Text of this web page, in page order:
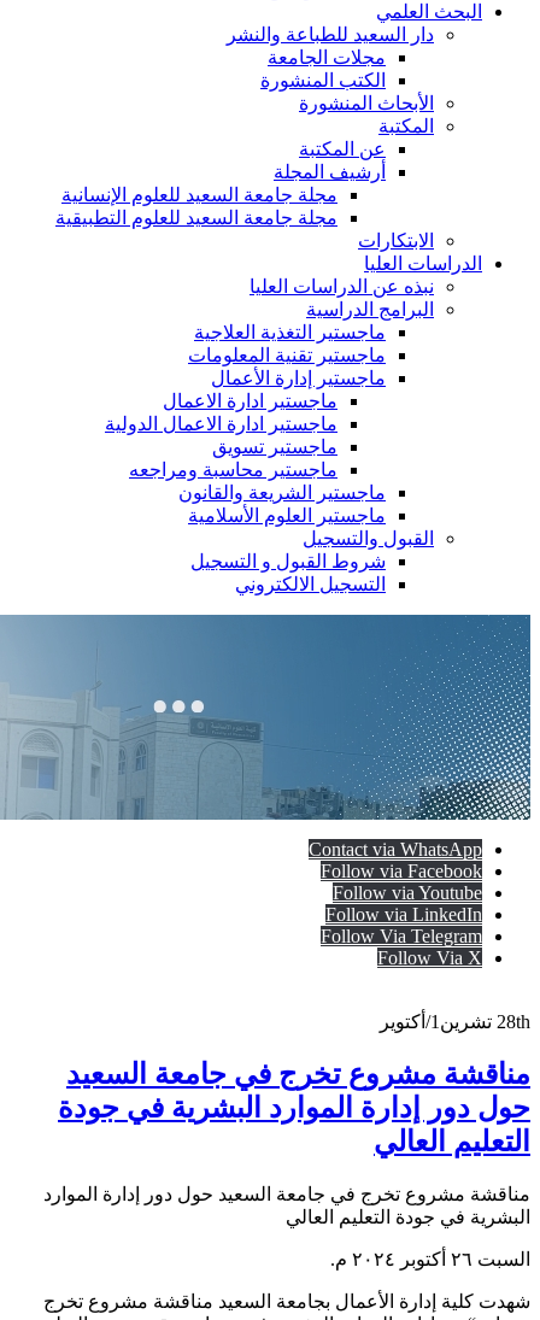
البحث العلمي
دار السعيد للطباعة والنشر
مجلات الجامعة
الكتب المنشورة
الأبحاث المنشورة
المكتبة
عن المكتبة
أرشيف المجلة
مجلة جامعة السعيد للعلوم الإنسانية
مجلة جامعة السعيد للعلوم التطبيقية
الابتكارات
الدراسات العليا
نبذه عن الدراسات العليا
البرامج الدراسية
ماجستير التغذية العلاجية
ماجستير تقنية المعلومات
ماجستير إدارة الأعمال
ماجستير ادارة الاعمال
ماجستير ادارة الاعمال الدولية
ماجستير تسويق
ماجستير محاسبة ومراجعه
ماجستير الشريعة والقانون
ماجستير العلوم الأسلامية
القبول والتسجيل
شروط القبول و التسجيل
التسجيل الالكتروني
Contact via WhatsApp
Follow via Facebook
Follow via Youtube
Follow via LinkedIn
Follow Via Telegram
Follow Via X
28th تشرين1/أكتوير
مناقشة مشروع تخرج في جامعة السعيد
حول دور إدارة الموارد البشرية في جودة
التعليم العالي
مناقشة مشروع تخرج في جامعة السعيد حول دور إدارة الموارد
البشرية في جودة التعليم العالي
السبت ٢٦ أكتوبر ٢٠٢٤ م.
شهدت كلية إدارة الأعمال بجامعة السعيد مناقشة مشروع تخرج